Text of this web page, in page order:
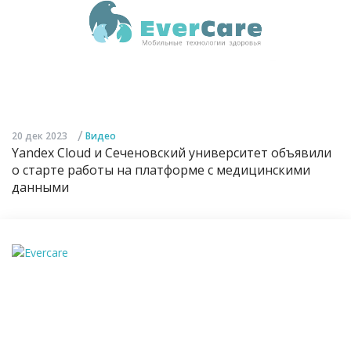
20 дек 2023 / Видео
Yandex Cloud и Сеченовский университет объявили
о старте работы на платформе с медицинскими
данными